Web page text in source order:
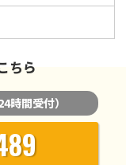
ちら
時間受付）